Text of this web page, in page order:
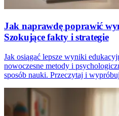
Jak naprawdę poprawić
Szokujące fakty i strategie
Jak osiągać lepsze wyniki
nowoczesne metody i
sposób nauki. Przeczytaj i